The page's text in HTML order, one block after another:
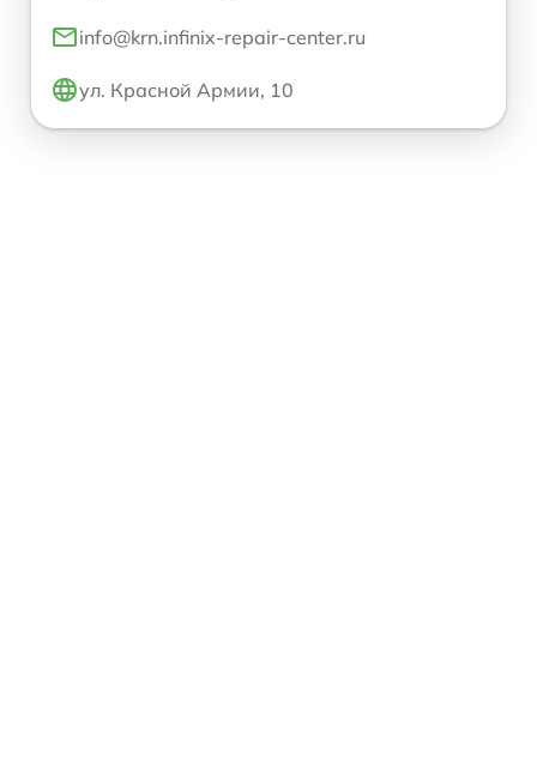
info@krn.infinix-repair-center.ru
ул. Красной Армии, 10